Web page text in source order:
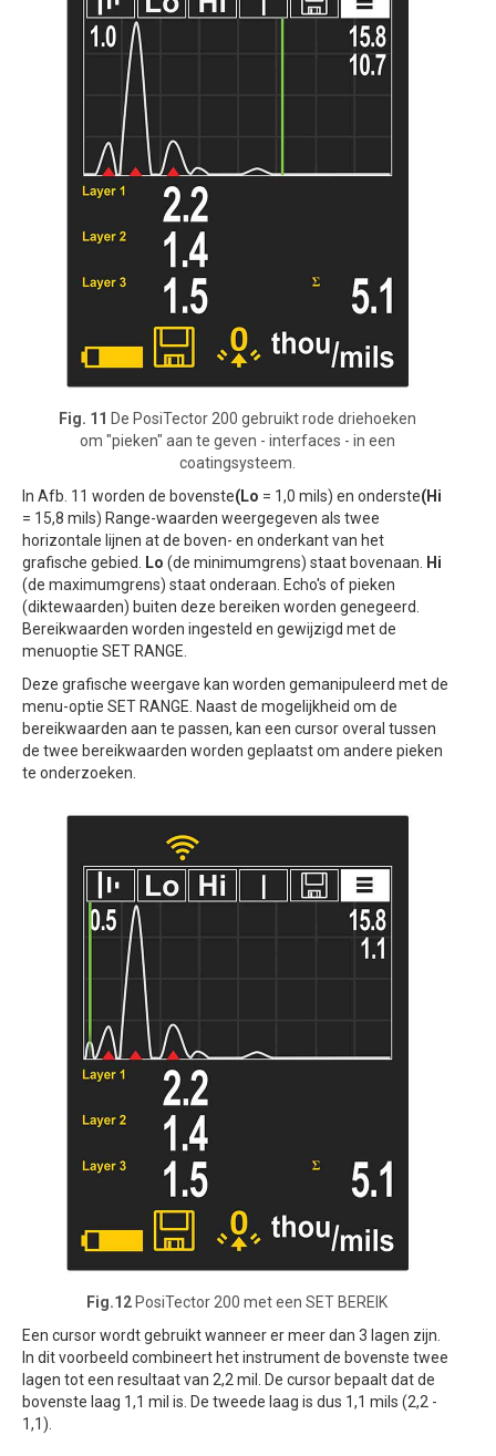
Fig. 11 De PosiTector 200 gebruikt rode driehoeken
om "pieken" aan te geven - interfaces - in een
coatingsysteem.
In Afb. 11 worden de bovenste(Lo = 1,0 mils) en onderste(Hi
= 15,8 mils) Range-waarden weergegeven als twee
horizontale lijnen at de boven- en onderkant van het
grafische gebied.
Lo (de minimumgrens) staat bovenaan.
Hi
(de maximumgrens) staat onderaan. Echo's of pieken
(diktewaarden) buiten deze bereiken worden genegeerd.
Bereikwaarden worden ingesteld en gewijzigd met de
menuoptie SET RANGE.
Deze grafische weergave kan worden gemanipuleerd met de
menu-optie SET RANGE. Naast de mogelijkheid om de
bereikwaarden aan te passen, kan een cursor overal tussen
de twee bereikwaarden worden geplaatst om andere pieken
te onderzoeken.
Fig.12 PosiTector 200 met een SET BEREIK
Een cursor wordt gebruikt wanneer er meer dan 3 lagen zijn.
In dit voorbeeld combineert het instrument de bovenste twee
lagen tot een resultaat van 2,2 mil. De cursor bepaalt dat de
bovenste laag 1,1 mil is. De tweede laag is dus 1,1 mils (2,2 -
1,1).